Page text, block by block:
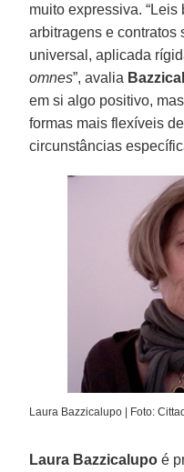
muito expressiva.
arbitragens e contratos
universal, aplicada
omnes”, avalia
em si algo positivo,
formas mais flexíveis de
circunstâncias
Laura Bazzicalupo | Foto:
Laura Bazzicalupo é